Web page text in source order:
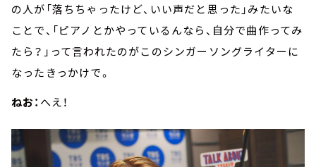
の人が「落ちちゃったけど、いい声だと思った」みたいな
ことで、「ピアノとかやっているんなら、自分で曲作ってみ
たら？」って言われたのがこのシンガーソングライターに
なったきっかけで。
ねお： へえ！